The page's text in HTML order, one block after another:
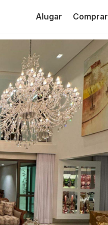
Alugar Comprar